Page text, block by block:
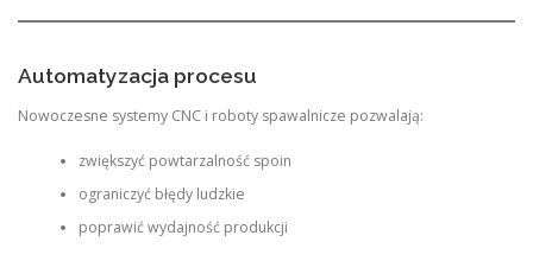
Automatyzacja procesu
Nowoczesne systemy CNC i roboty spawalnicze pozwalają:
zwiększyć powtarzalność spoin
ograniczyć błędy ludzkie
poprawić wydajność produkcji